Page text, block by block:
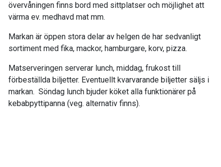
övervåningen finns bord med sittplatser och möjlighet att
värma ev. medhavd mat mm.
Markan är öppen stora delar av helgen de har sedvanligt
sortiment med fika, mackor, hamburgare, korv, pizza.
Matserveringen serverar lunch, middag, frukost till
förbeställda biljetter. Eventuellt kvarvarande biljetter säljs i
markan. Söndag lunch bjuder köket alla funktionärer på
kebabpyttipanna (veg. alternativ finns).